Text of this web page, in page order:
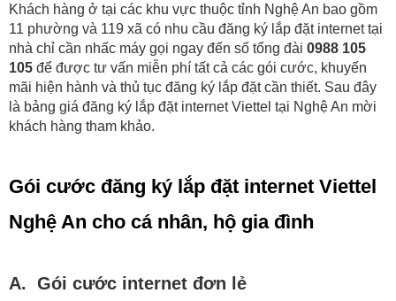
Khách hàng ở tại các khu vực thuộc tỉnh Nghệ An bao gồm
11 phường và 119 xã có nhu cầu đăng ký lắp đặt internet tại
nhà chỉ cần nhấc máy gọi ngay đến số tổng đài 0988 105
105 để được tư vấn miễn phí tất cả các gói cước, khuyến
mãi hiện hành và thủ tục đăng ký lắp đặt cần thiết. Sau đây
là bảng giá đăng ký lắp đặt internet Viettel tại Nghệ An mời
khách hàng tham khảo.
Gói cước đăng ký lắp đặt internet Viettel
Nghệ An cho cá nhân, hộ gia đình
A. Gói cước internet đơn lẻ